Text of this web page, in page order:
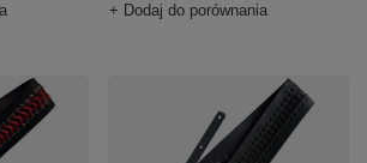
+ Dodaj do porównania